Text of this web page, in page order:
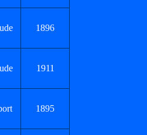
1896
1911
1895